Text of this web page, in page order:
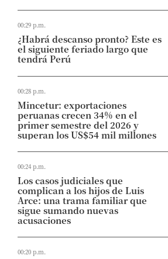
00:29 p.m.
¿Habrá descanso pronto? Este es
el siguiente feriado largo que
tendrá Perú
00:28 p.m.
Mincetur: exportaciones
peruanas crecen 34% en el
primer semestre del 2026 y
superan los US$54 mil millones
00:24 p.m.
Los casos judiciales que
complican a los hijos de Luis
Arce: una trama familiar que
sigue sumando nuevas
acusaciones
00:20 p.m.